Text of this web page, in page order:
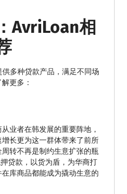
AvriLoan相
多种贷款产品，满足不同场
更多：
业者在韩发展的重要阵地，
长更为这一群体带来了前所
转不再是制约生意扩张的瓶
贷款，以货为盾，为华商打
库商品都能成为撬动生意的